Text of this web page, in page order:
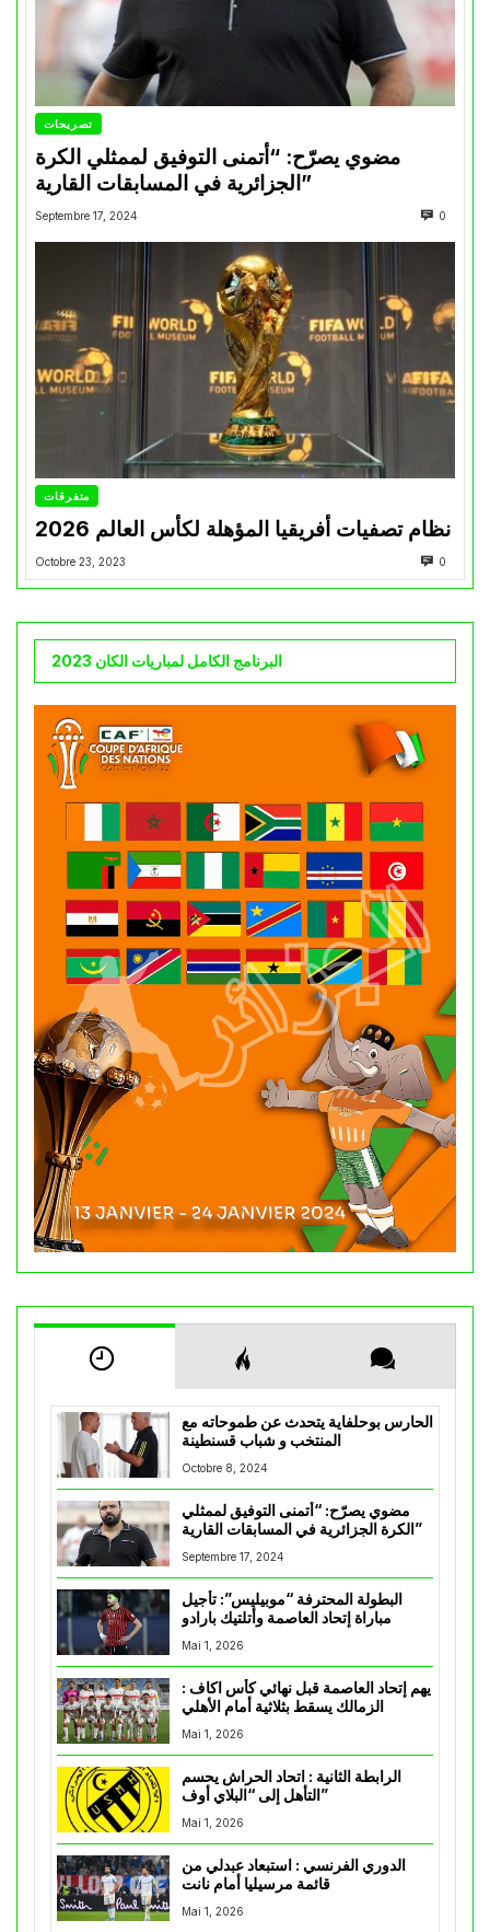
تصريحات
مضوي يصرّح: “أتمنى التوفيق لممثلي الكرة
الجزائرية في المسابقات القارية”
Septembre 17, 2024 0
متفرقات
نظام تصفيات أفريقيا المؤهلة لكأس العالم 2026
Octobre 23, 2023 0
البرنامج الكامل لمباريات الكان 2023
الحارس بوحلفاية يتحدث عن طموحاته مع
المنتخب و شباب قسنطينة
Octobre 8, 2024
مضوي يصرّح: “أتمنى التوفيق لممثلي
الكرة الجزائرية في المسابقات القارية”
Septembre 17, 2024
البطولة المحترفة “موبيليس”: تأجيل
مباراة إتحاد العاصمة وأتلتيك بارادو
Mai 1, 2026
يهم إتحاد العاصمة قبل نهائي كأس اكاف :
Mai 1, 2026
الرابطة الثانية : اتحاد الحراش يحسم
التأهل إلى “البلاي أوف”
Mai 1, 2026
الدوري الفرنسي : استبعاد عبدلي من
قائمة مرسيليا أمام نانت
Mai 1, 2026